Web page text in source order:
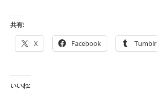
共有:
X Facebook Tumblr
いいね: